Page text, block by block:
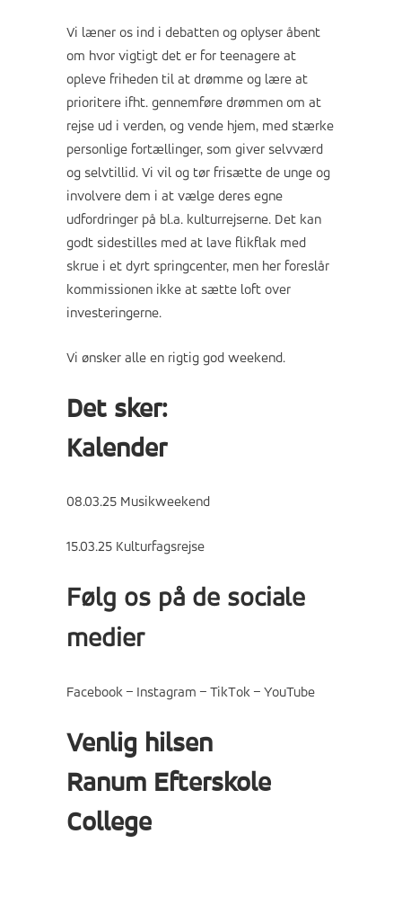
Vi læner os ind i debatten og oplyser åbent
om hvor vigtigt det er for teenagere at
opleve friheden til at drømme og lære at
prioritere ifht. gennemføre drømmen om at
rejse ud i verden, og vende hjem, med stærke
personlige fortællinger, som giver selvværd
og selvtillid. Vi vil og tør frisætte de unge og
involvere dem i at vælge deres egne
udfordringer på bl.a. kulturrejserne. Det kan
godt sidestilles med at lave flikflak med
skrue i et dyrt springcenter, men her foreslår
kommissionen ikke at sætte loft over
investeringerne.
Vi ønsker alle en rigtig god weekend.
Det sker:
Kalender
08.03.25 Musikweekend
15.03.25 Kulturfagsrejse
Følg os på de sociale
medier
Facebook – Instagram – TikTok – YouTube
Venlig hilsen
Ranum Efterskole
College